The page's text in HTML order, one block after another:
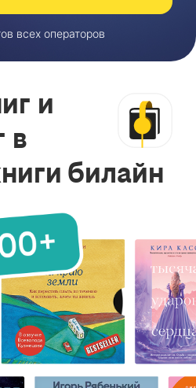
всех операторов
и
в
билайн